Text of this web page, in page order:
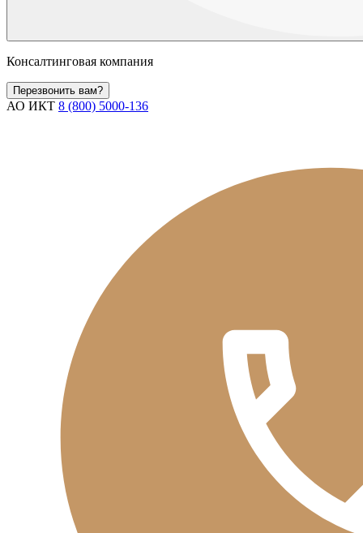
Консалтинговая компания
Перезвонить вам?
АО ИКТ 8 (800) 5000-136